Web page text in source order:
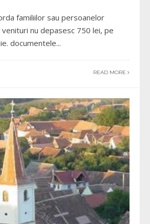
familiilor sau persoanelor
nu depasesc 750 lei, pe
documentele...
READ MORE